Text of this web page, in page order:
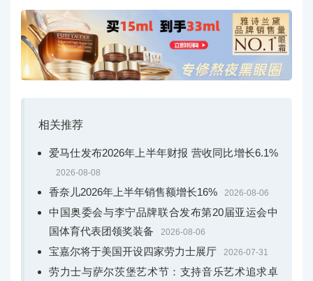
事，回应天地万象的召唤，野性之姿更显非凡器宇。清
新、神秘、深邃、奢醇、馥郁，数款香调层层铺展，构筑
迪奥旷野嗅觉版图，共同演绎力量与野性优雅的多重维
度。
相关推荐
爱马仕发布2026年上半年财报 营收同比增长6.1%
2026-08-08
香奈儿2026年上半年销售额增长16% 2026-08-06
中国奥委会与李宁品牌联合发布第20届亚运会中
国体育代表团领奖装备
2026-08-06
宝嘉尔将于美国开设四家劳力士展厅 2026-07-31
劳力士与萨尔茨堡艺术节：支持音乐艺术追求卓